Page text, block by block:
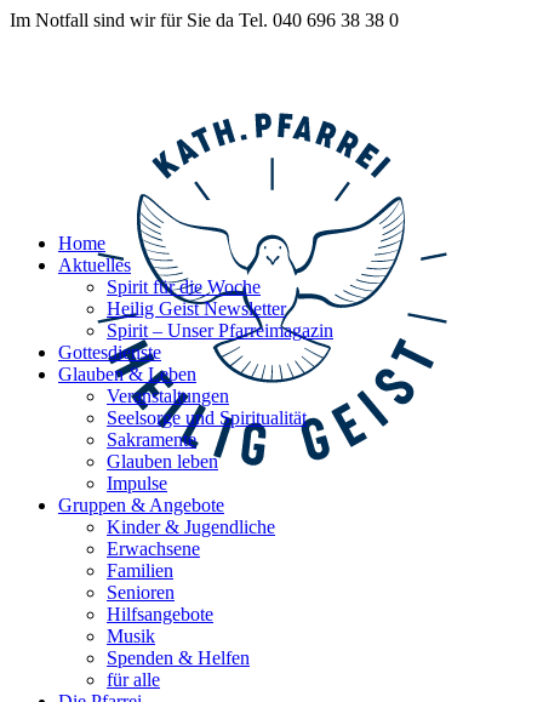
Im Notfall sind wir für Sie da Tel. 040 696 38 38 0
Home
Aktuelles
Spirit für die Woche
Heilig Geist Newsletter
Spirit – Unser Pfarreimagazin
Gottesdienste
Glauben & Leben
Veranstaltungen
Seelsorge und Spiritualität
Sakramente
Glauben leben
Impulse
Gruppen & Angebote
Kinder & Jugendliche
Erwachsene
Familien
Senioren
Hilfsangebote
Musik
Spenden & Helfen
für alle